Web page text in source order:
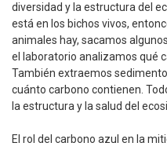
diversidad y la estructura del
está en los bichos vivos,
animales hay, sacamos
el laboratorio analizamos qué
También extraemos
cuánto carbono contienen.
la estructura y la salud del
El rol del carbono azul en la